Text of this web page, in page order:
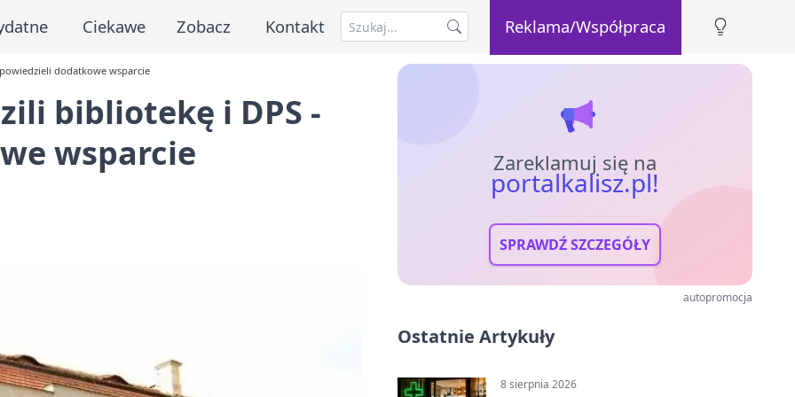
Ciekawe Zobacz Kontakt Reklama/Współpraca
dodatkowe wsparcie
bibliotekę i DPS -
wsparcie
Zareklamuj się na
portalkalisz.pl!
SPRAWDŹ SZCZEGÓŁY
autopromocja
Ostatnie Artykuły
8 sierpnia 2026